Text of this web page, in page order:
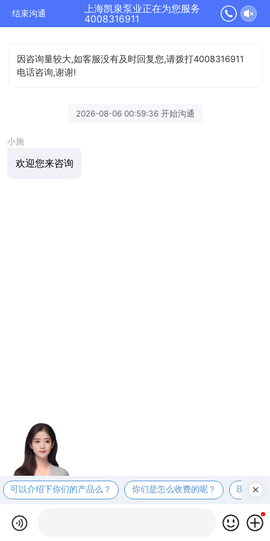
结束沟通
上海凯泉泵业正在为您服务
4008316911
因咨询量较大,如客服没有及时回复您,请拨打4008316911
电话咨询,谢谢!
2026-08-06 00:59:36 开始沟通
小施
欢迎您来咨询
可以介绍下你们的产品么？ 你们是怎么收费的呢？ 现在有